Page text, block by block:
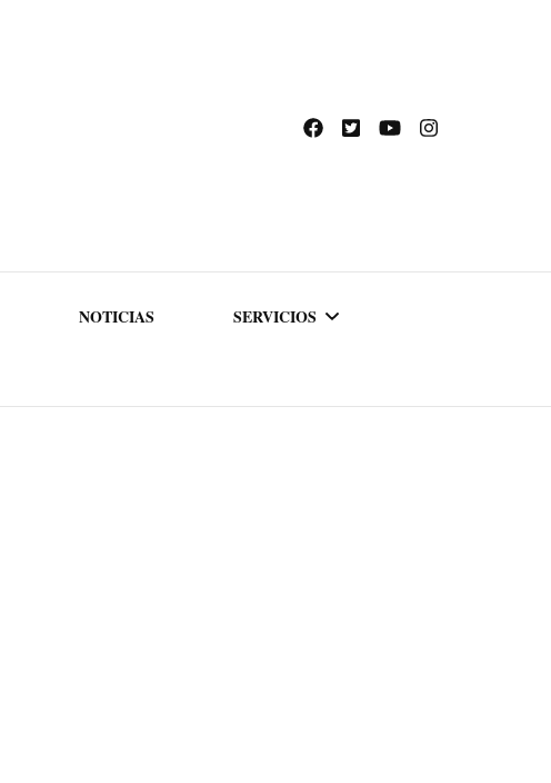
NOTICIAS SERVICIOS